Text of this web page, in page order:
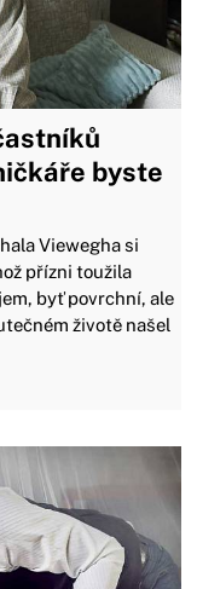
byste
Viewegha si
přízni toužila
byť povrchní, ale
životě našel